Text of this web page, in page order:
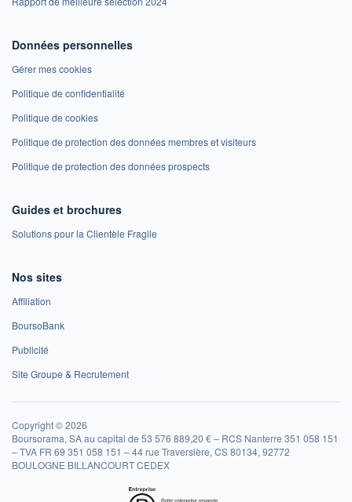
Données personnelles
Gérer mes cookies
Politique de confidentialité
Politique de cookies
Politique de protection des données membres et visiteurs
Politique de protection des données prospects
Guides et brochures
Solutions pour la Clientèle Fragile
Nos sites
Affiliation
BoursoBank
Publicité
Site Groupe & Recrutement
Copyright © 2026
Boursorama, SA au capital de 53 576 889,20 € – RCS Nanterre 351 058 151
– TVA FR 69 351 058 151 – 44 rue Traversière, CS 80134, 92772
BOULOGNE BILLANCOURT CEDEX